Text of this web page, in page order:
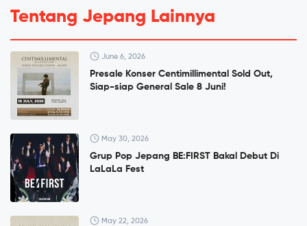
Tentang Jepang Lainnya
June 6, 2026
Presale Konser Centimillimental Sold Out,
Siap-siap General Sale 8 Juni!
May 30, 2026
Grup Pop Jepang BE:FIRST Bakal Debut Di
LaLaLa Fest
May 22, 2026